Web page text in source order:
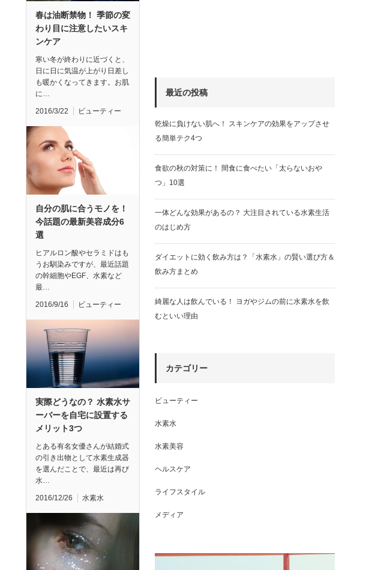
春は油断禁物！ 季節の変
わり目に注意したいスキ
ンケア
寒い冬が終わりに近づくと、
日に日に気温が上がり日差し
も暖かくなってきます。お肌
に…
2016/3/22 ビューティー
自分の肌に合うモノを！
今話題の最新美容成分6
選
ヒアルロン酸やセラミドはも
うお馴染みですが、最近話題
の幹細胞やEGF、水素など
最…
2016/9/16 ビューティー
実際どうなの？ 水素水サ
ーバーを自宅に設置する
メリット3つ
とある有名女優さんが結婚式
の引き出物として水素生成器
を選んだことで、最近は再び
水…
2016/12/26 水素水
最近の投稿
乾燥に負けない肌へ！ スキンケアの効果をアップさせ
る簡単テク4つ
食欲の秋の対策に！ 間食に食べたい「太らないおや
つ」10選
一体どんな効果があるの？ 大注目されている水素生活
のはじめ方
ダイエットに効く飲み方は？「水素水」の賢い選び方＆
飲み方まとめ
綺麗な人は飲んでいる！ ヨガやジムの前に水素水を飲
むといい理由
カテゴリー
ビューティー
水素水
水素美容
ヘルスケア
ライフスタイル
メディア